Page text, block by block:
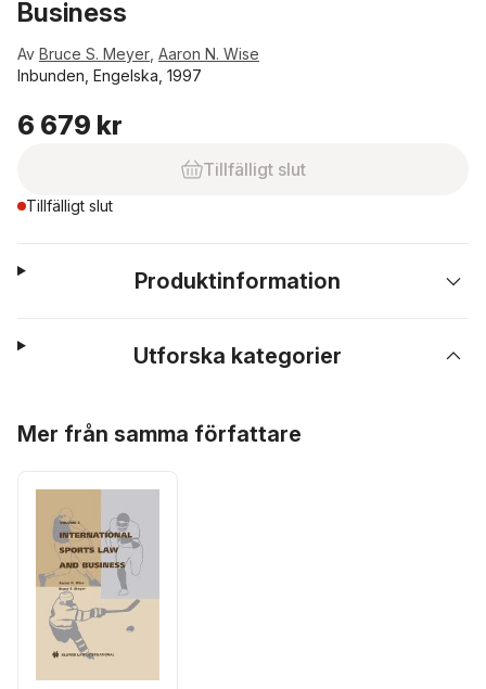
Business
Av Bruce S. Meyer Aaron N. Wise
Inbunden, Engelska, 1997
6 679 kr
Tillfälligt slut
Tillfälligt slut
Produktinformation
Utforska kategorier
Mer från samma författare